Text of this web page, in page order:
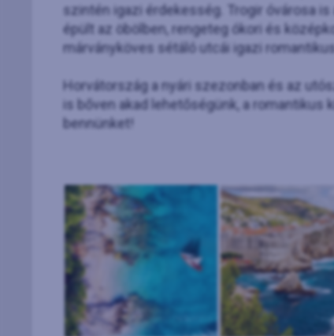
szintén igazi érdekesség. Trogir óvárosa
épült az öbölben, rengeteg ókori és
márványköves sétáló utcái igazi
Horvátország a nyári szezonban és az
is bőven akad lehetőségünk, a romantikus
bennünket!